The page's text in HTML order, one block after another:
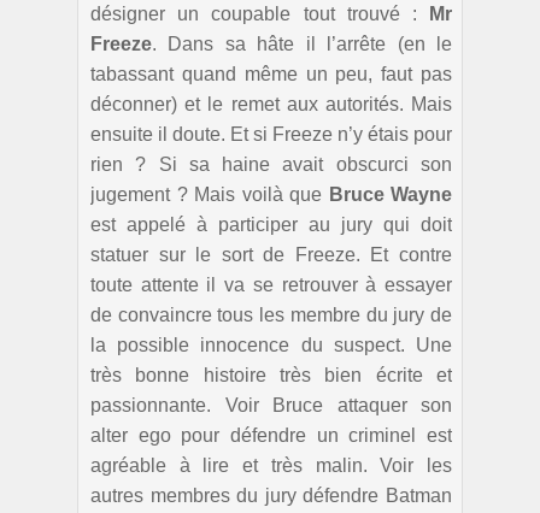
désigner un coupable tout trouvé :
Mr
Freeze. Dans sa hâte il l’arrête (en le
tabassant quand même un peu, faut pas
déconner) et le remet aux autorités. Mais
ensuite il doute. Et si Freeze n’y étais pour
rien ? Si sa haine avait obscurci son
jugement ? Mais voilà que Bruce Wayne
est appelé à participer au jury qui doit
statuer sur le sort de Freeze. Et contre
toute attente il va se retrouver à essayer
de convaincre tous les membre du jury de
la possible innocence du suspect. Une
très bonne histoire très bien écrite et
passionnante. Voir Bruce attaquer son
alter ego pour défendre un criminel est
agréable à lire et très malin. Voir les
autres membres du jury défendre Batman